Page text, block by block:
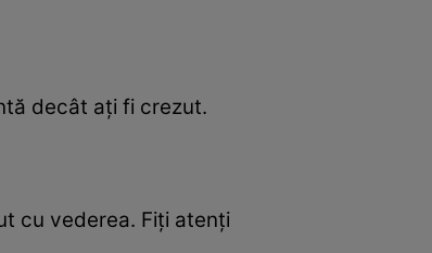
decât ați fi crezut.
cu vederea. Fiți atenți